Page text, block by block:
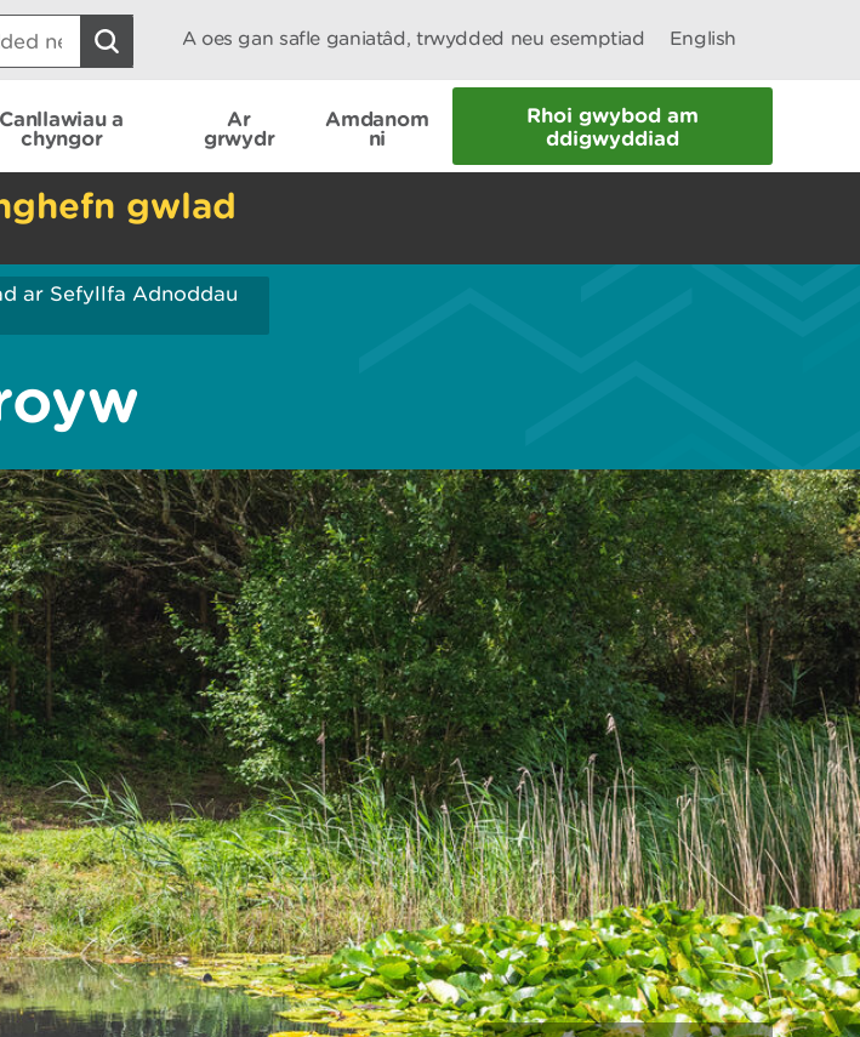
A oes gan safle ganiatâd, trwydded neu esemptiad English
Canllawiau a
chyngor
Ar
grwydr
Amdanom
ni
Rhoi gwybod am
ddigwyddiad
gwlad
ar Sefyllfa Adnoddau